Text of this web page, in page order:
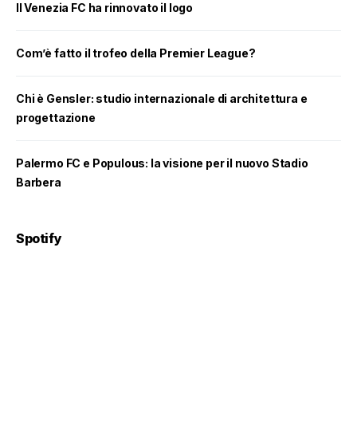
Il Venezia FC ha rinnovato il logo
Com’è fatto il trofeo della Premier League?
Chi è Gensler: studio internazionale di architettura e
progettazione
Palermo FC e Populous: la visione per il nuovo Stadio
Barbera
Spotify